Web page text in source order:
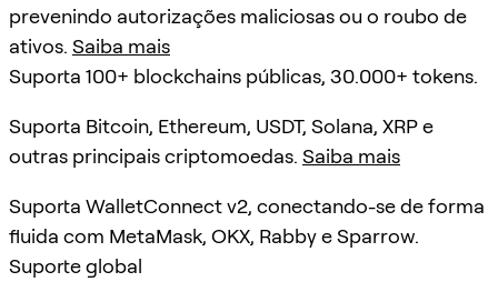
prevenindo autorizações maliciosas ou o roubo de
ativos. Saiba mais
Suporta 100+ blockchains públicas, 30.000+ tokens.
Suporta Bitcoin, Ethereum, USDT, Solana, XRP e
outras principais criptomoedas. Saiba mais
Suporta WalletConnect v2, conectando-se de forma
fluida com MetaMask, OKX, Rabby e Sparrow.
Suporte global